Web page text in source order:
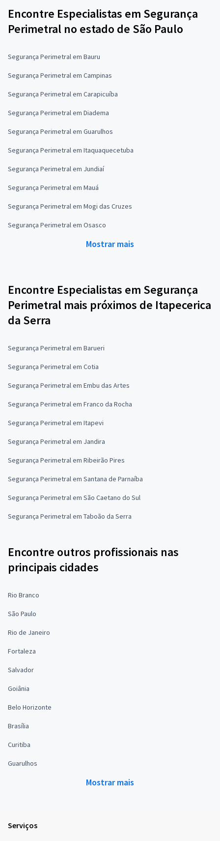
Encontre Especialistas em Segurança
Perimetral no estado de São Paulo
Segurança Perimetral em Bauru
Segurança Perimetral em Campinas
Segurança Perimetral em Carapicuíba
Segurança Perimetral em Diadema
Segurança Perimetral em Guarulhos
Segurança Perimetral em Itaquaquecetuba
Segurança Perimetral em Jundiaí
Segurança Perimetral em Mauá
Segurança Perimetral em Mogi das Cruzes
Segurança Perimetral em Osasco
Mostrar mais
Encontre Especialistas em Segurança
Perimetral mais próximos de Itapecerica
da Serra
Segurança Perimetral em Barueri
Segurança Perimetral em Cotia
Segurança Perimetral em Embu das Artes
Segurança Perimetral em Franco da Rocha
Segurança Perimetral em Itapevi
Segurança Perimetral em Jandira
Segurança Perimetral em Ribeirão Pires
Segurança Perimetral em Santana de Parnaíba
Segurança Perimetral em São Caetano do Sul
Segurança Perimetral em Taboão da Serra
Encontre outros profissionais nas
principais cidades
Rio Branco
São Paulo
Rio de Janeiro
Fortaleza
Salvador
Goiânia
Belo Horizonte
Brasília
Curitiba
Guarulhos
Mostrar mais
Serviços